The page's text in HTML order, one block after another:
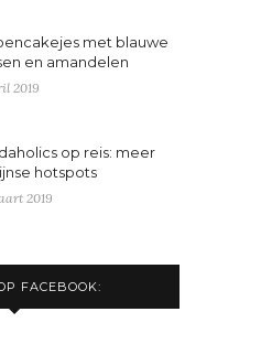
met blauwe
en amandelen
2019
op reis: meer
hotspots
2019
FACEBOOK: